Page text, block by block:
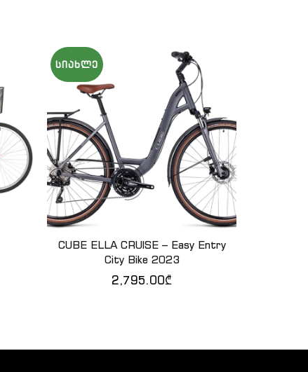
ᲡᲘᲐᲮᲚᲔ
QUICK SHOP
CUBE ELLA CRUISE – Easy Entry
City Bike 2023
2,795.00₾